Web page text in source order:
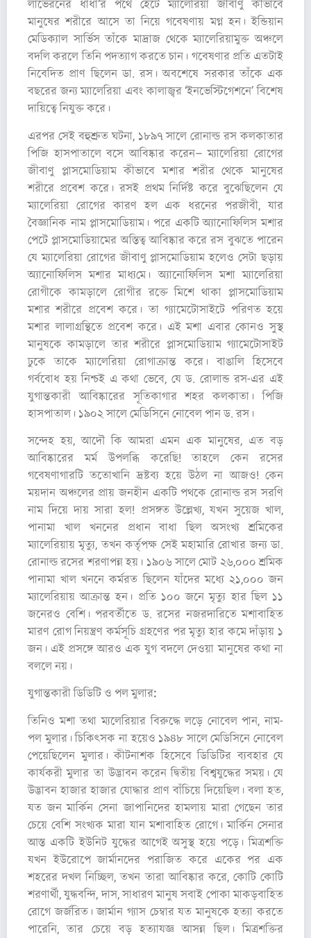
লাভেরনের ধাঁধাঁ’র পথে হেঁটে ম্যালেরিয়া জীবাণু কীভাবে
মানুষের শরীরে আসে তা নিয়ে গবেষণায় মগ্ন হন। ইন্ডিয়ান
মেডিক্যাল সার্ভিস তাঁকে মাদ্রাজ থেকে ম্যালেরিয়ামুক্ত অঞ্চলে
বদলি করলে তিনি পদত্যাগ করতে চান। গবেষণার প্রতি এতটাই
নিবেদিত প্রাণ ছিলেন ডা. রস। অবশেষে সরকার তাঁকে এক
বছরের জন্য ম্যালেরিয়া এবং কালাজ্বর ‘ইনভেস্টিগেশনে’ বিশেষ
দায়িত্বে নিযুক্ত করে।
এরপর সেই বহুশ্রুত ঘটনা, ১৮৯৭ সালে রোনাল্ড রস কলকাতার
পিজি হাসপাতালে বসে আবিষ্কার করেন– ম্যালেরিয়া রোগের
জীবাণু প্লাসমোডিয়াম কীভাবে মশার শরীর থেকে মানুষের
শরীরে প্রবেশ করে। রসই প্রথম নির্দিষ্ট করে বুঝেছিলেন যে
ম্যালেরিয়া রোগের কারণ হল এক ধরনের পরজীবী, যার
বৈজ্ঞানিক নাম প্লাসমোডিয়াম। পরে একটি অ্যানোফিলিস মশার
পেটে প্লাসমোডিয়ামের অস্তিত্ব আবিষ্কার করে রস বুঝতে পারেন
যে ম্যালেরিয়া রোগের জীবাণু প্লাসমোডিয়াম হলেও সেটা ছড়ায়
অ্যানোফিলিস মশার মাধ্য‌মে। অ্যানোফিলিস মশা ম্যালেরিয়া
রোগীকে কামড়ালে রোগীর রক্তে মিশে থাকা প্লাসমোডিয়াম
মশার শরীরে প্রবেশ করে। তা গ্যামেটোসাইটে পরিণত হয়ে
মশার লালাগ্রন্থিতে প্রবেশ করে। এই মশা এবার কোনও সুস্থ
মানুষকে কামড়ালে তার শরীরে প্লাসমোডিয়াম গ্যামেটোসাইট
ঢুকে তাকে ম্যালেরিয়া রোগাক্রান্ত করে। বাঙালি হিসেবে
গর্ববোধ হয় নিশ্চই এ কথা ভেবে, যে ড. রোলান্ড রস-এর এই
যুগান্তকারী আবিষ্কারের সূতিকাগার শহর কলকাতা। পিজি
হাসপাতাল। ১৯০২ সালে মেডিসিনে নোবেল পান ড. রস।
সন্দেহ হয়, আদৌ কি আমরা এমন এক মানুষের, এত বড়
আবিষ্কারের মর্ম উপলব্ধি করেছি! তাহলে কেন রসের
গবেষণাগারটি ততোখানি দ্রষ্টব্য হয়ে উঠল না আজও! কেন
ময়দান অঞ্চলের প্রায় জনহীন একটি পথকে রোনাল্ড রস সরণি
নাম দিয়ে দায় সারা হল! প্রসঙ্গত উল্লেখ্য, যখন সুয়েজ খাল,
পানামা খাল খননের প্রধান বাধা ছিল অসংখ্য শ্রমিকের
ম্যালেরিয়ায় মৃত্যু, তখন কর্তৃপক্ষ সেই মহামারি রোখার জন্য ডা.
রোনাল্ড রসের শরণাপন্ন হয়। ১৯০৬ সালে মোট ২৬,০০০ শ্রমিক
পানামা খাল খননে কর্মরত ছিলেন যাঁদের মধ্যে ২১,০০০ জন
ম্যালেরিয়ায় আক্রান্ত হন। প্রতি ১০০ জনে মৃত্যু হার ছিল ১১
জনেরও বেশি। পরবর্তীতে ড. রসের নজরদারিতে মশাবাহিত
মারণ রোগ নিয়ন্ত্রণ কর্মসূচি গ্রহণের পর মৃত্যু হার কমে দাঁড়ায় ১
জন। এই প্রসঙ্গে আরও এক যুগ বদলে দেওয়া মানুষের কথা না
বললে নয়।
যুগান্তকারী ডিডিটি ও পল মুলার:
তিনিও মশা তথা ম্যলেরিয়ার বিরুদ্ধে লড়ে নোবেল পান, নাম-
পল মুলার। চিকিৎসক না হয়েও ১৯৪৮ সালে মেডিসিনে নোবেল
পেয়েছিলেন মুলার। কীটনাশক হিসেবে ডিডিটির ব্যবহার যে
কার্যকরী মুলার তা উদ্ভাবন করেন দ্বিতীয় বিশ্বযুদ্ধের সময়। যে
উদ্ভাবন হাজার হাজার যোদ্ধার প্রাণ বাঁচিয়ে দিয়েছিল। বলা হত,
যত জন মার্কিন সেনা জাপানিদের হামলায় মারা গেছেন তার
চেয়ে বেশি সংখ্যক মারা যান মশাবাহিত রোগে। মার্কিন সেনার
আস্ত একটি ইউনিট যুদ্ধের আগেই অসুস্থ হয়ে পড়ে। মিত্রশক্তি
যখন ইউরোপে জার্মানদের পরাজিত করে একের পর এক
শহরের দখল নিচ্ছিল, তখন তারা আবিষ্কার করে, কোটি কোটি
শরণার্থী, যুদ্ধবন্দি, দাস, সাধারণ মানুষ সবাই পোকা মাকড়বাহিত
রোগে জর্জরিত। জার্মান গ্যাস চেম্বার যত মানুষকে হত্যা করতে
পারেনি, তার চেয়ে বড় হত্যাযজ্ঞ আসন্ন ছিল। মিত্রশক্তির